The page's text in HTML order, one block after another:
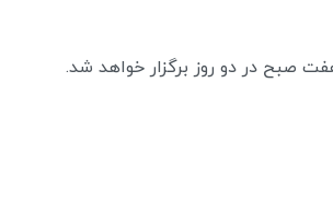
صبح در دو روز برگزار خواهد شد.